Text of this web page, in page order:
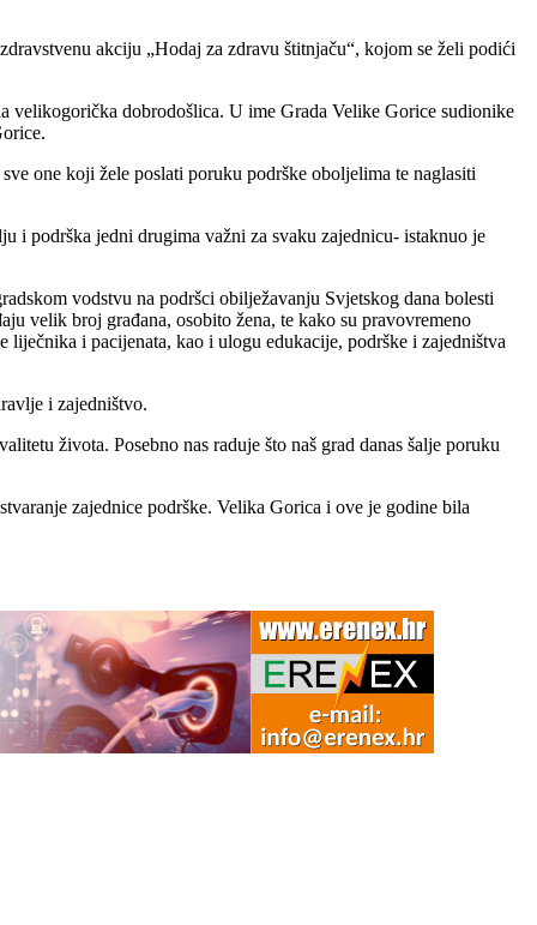
akciju „Hodaj za zdravu štitnjaču“, kojom se želi podići
velikogorička dobrodošlica. U ime Grada Velike Gorice sudionike
one koji žele poslati poruku podrške oboljelima te naglasiti
i podrška jedni drugima važni za svaku zajednicu- istaknuo je
vodstvu na podršci obilježavanju Svjetskog dana bolesti
velik broj građana, osobito žena, te kako su pravovremeno
i pacijenata, kao i ulogu edukacije, podrške i zajedništva
i zajedništvo.
života. Posebno nas raduje što naš grad danas šalje poruku
zajednice podrške. Velika Gorica i ove je godine bila